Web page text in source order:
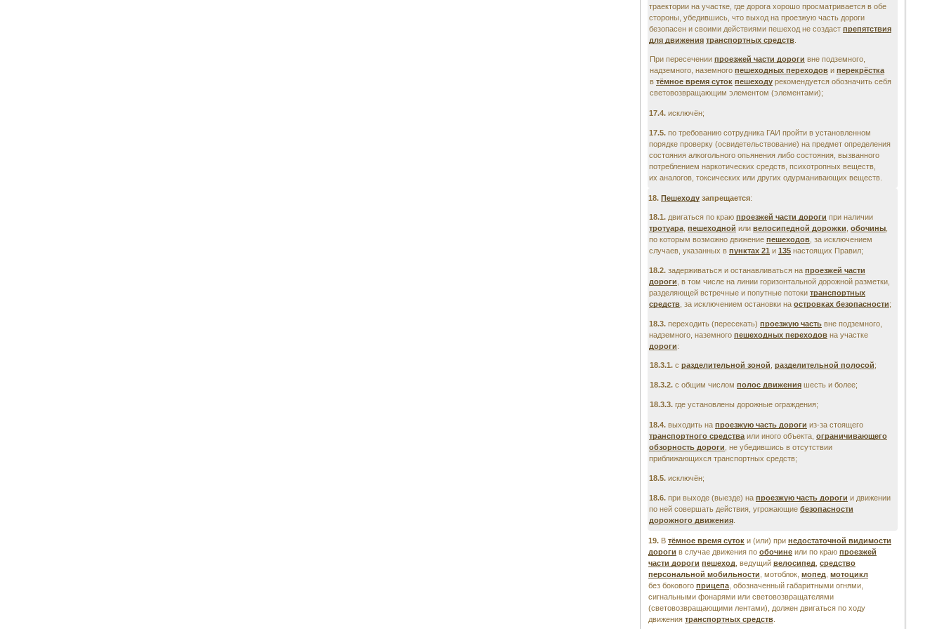
траектории на участке, где дорога хорошо просматривается в обе
стороны, убедившись, что выход на проезжую часть дороги
безопасен и своими действиями пешеход не создаст препятствия
для движения транспортных средств
При пересечении проезжей части дороги вне подземного,
надземного, наземного пешеходных переходов и перекрёстка
в тёмное время суток пешеходу рекомендуется обозначить себя
световозвращающим элементом (элементами);
17.4. исключён;
17.5. по требованию сотрудника ГАИ пройти в установленном
порядке проверку (освидетельствование) на предмет определения
состояния алкогольного опьянения либо состояния, вызванного
потреблением наркотических средств, психотропных веществ,
их аналогов, токсических или других одурманивающих веществ.
18. Пешеходу запрещается:
18.1. двигаться по краю проезжей части дороги при наличии
тротуара пешеходной или велосипедной дорожки обочины
по которым возможно движение пешеходов , за исключением
случаев, указанных в пунктах 21 и 135 настоящих Правил;
18.2. задерживаться и останавливаться на проезжей части
дороги , в том числе на линии горизонтальной дорожной разметки,
разделяющей встречные и попутные потоки транспортных
средств , за исключением остановки на островках безопасности;
18.3. переходить (пересекать) проезжую часть вне подземного,
надземного, наземного пешеходных переходов на участке
дороги:
18.3.1. с разделительной зоной разделительной полосой;
18.3.2. с общим числом полос движения шесть и более;
18.3.3. где установлены дорожные ограждения;
18.4. выходить на проезжую часть дороги из-за стоящего
транспортного средства или иного объекта, ограничивающего
обзорность дороги , не убедившись в отсутствии
приближающихся транспортных средств;
18.5. исключён;
18.6. при выходе (выезде) на проезжую часть дороги и движении
по ней совершать действия, угрожающие безопасности
дорожного движения
19. В тёмное время суток и (или) при недостаточной видимости
дороги в случае движения по обочине или по краю проезжей
части дороги пешеход , ведущий велосипед средство
персональной мобильности , мотоблок, мопед мотоцикл
без бокового прицепа , обозначенный габаритными огнями,
сигнальными фонарями или световозвращателями
(световозвращающими лентами), должен двигаться по ходу
движения транспортных средств